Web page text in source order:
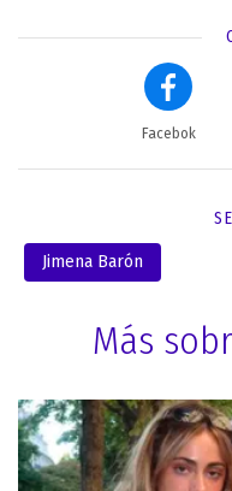
Facebok
Jimena Barón
Más